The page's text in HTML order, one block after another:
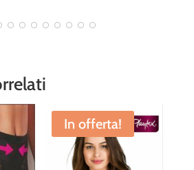
In offerta!